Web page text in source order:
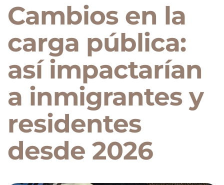
Cambios en la
carga pública:
así impactarían
a inmigrantes y
residentes
desde 2026